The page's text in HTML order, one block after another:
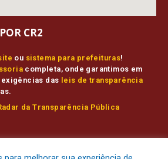
ou sistema para prefeituras!
completa, onde garantimos em
das leis de transparência
da Transparência Pública
CR2
aPrefeitura Municipal de Muaná.